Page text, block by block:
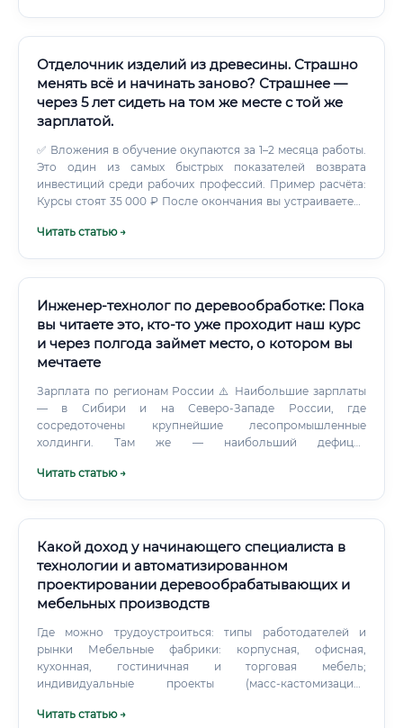
Отделочник изделий из древесины. Страшно
менять всё и начинать заново? Страшнее —
через 5 лет сидеть на том же месте с той же
зарплатой.
✅ Вложения в обучение окупаются за 1–2 месяца работы.
Это один из самых быстрых показателей возврата
инвестиций среди рабочих профессий. Пример расчёта:
Курсы стоят 35 000 ₽ После окончания вы устраиваетесь
только отбиваете вложения, но и выходите в плюс Через
даёт диплом государственного образца и более
фундаментальные знания.
Читать статью →
Инженер-технолог по деревообработке: Пока
вы читаете это, кто-то уже проходит наш курс
и через полгода займет место, о котором вы
мечтаете
Зарплата по регионам России ⚠️ Наибольшие зарплаты
— в Сибири и на Северо-Западе России, где
сосредоточены крупнейшие лесопромышленные
холдинги. Там же — наибольший дефицит
Читать статью →
Какой доход у начинающего специалиста в
технологии и автоматизированном
проектировании деревообрабатывающих и
мебельных производств
Где можно трудоустроиться: типы работодателей и
рынки Мебельные фабрики: корпусная, офисная,
кухонная, гостиничная и торговая мебель;
индивидуальные проекты (масс-кастомизация).
плит (ДСП/МДФ), фанеры, столярных изделий, дверей и
Читать статью →